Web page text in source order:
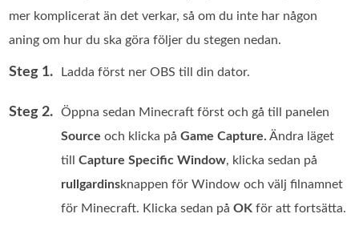
mer komplicerat än det verkar, så om du inte har någon
aning om hur du ska göra följer du stegen nedan.
Steg 1. Ladda först ner OBS till din dator.
Steg 2.
Öppna sedan Minecraft först och gå till panelen
Source och klicka påGame Capture. Ändra läget
tillCapture Specific Window, klicka sedan på
rullgardinsknappen för Window och välj filnamnet
för Minecraft. Klicka sedan påOK för att fortsätta.